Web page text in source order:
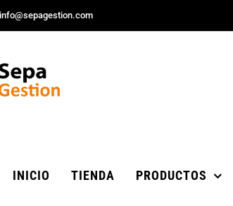
info@sepagestion.com
INICIO TIENDA PRODUCTOS